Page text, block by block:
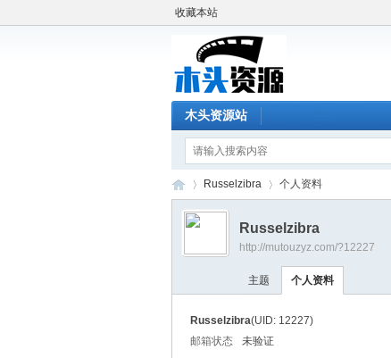
收藏本站
木头资源站
›
Russelzibra 个人资料
Russelzibra
http://mutouzyz.com/?12227
主题 个人资料
Russelzibra(UID: 12227)
邮箱状态
未验证